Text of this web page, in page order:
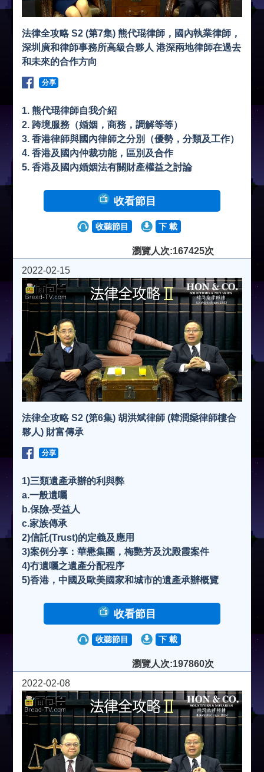
法律全攻略 S2 (第7集) 熊代琨律師，國內執業律師，
深圳廣和律師事務所高級合夥人 港深兩地律師在過去
和未來的合作方向
分享
1. 熊代琨律師自我介紹
2. 跨境服務（婚姻，商務，調解等等）
3. 香港律師與國內律師之分別（優勢，分類及工作）
4. 香港及國內仲裁功能，區別及合作
5. 香港及國內婚姻法有關財產權益之討論
收看節目
收聽節目 下 載
瀏覽人次:167425次
2022-02-15
法律全攻略 S2 (第6集) 胡洪斌律師 (韓潤燊律師樓合
夥人) 財富傳承
分享
1)三類遺產承辦的利與弊
a.一般遺囑
b.保險-受益人
c.家族傳承
2)信託(Trust)的定義及應用
3)案例分享：華懋集團，梅艷芳及沈殿霞案件
4)冇遺囑之遺產分配程序
5)香港，中國及歐美國家和城市的遺產承辦概覽
收看節目
收聽節目 下 載
瀏覽人次:197860次
2022-02-08